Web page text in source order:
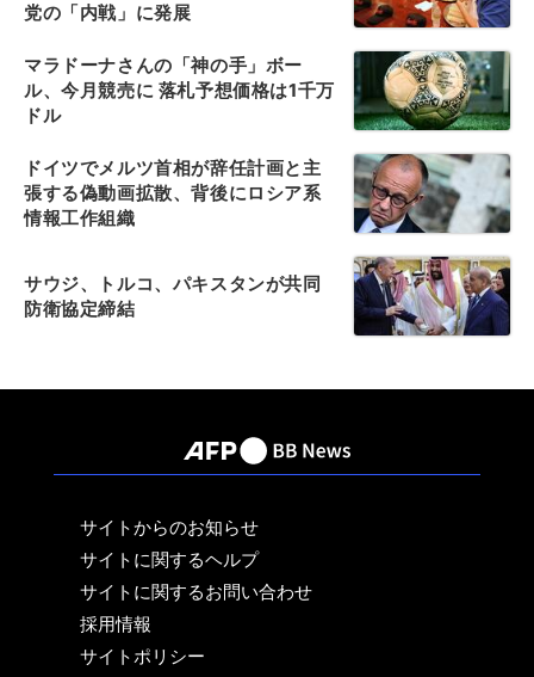
党の「内戦」に発展
マラドーナさんの「神の手」ボー
ル、今月競売に 落札予想価格は1千万
ドル
ドイツでメルツ首相が辞任計画と主
張する偽動画拡散、背後にロシア系
情報工作組織
サウジ、トルコ、パキスタンが共同
防衛協定締結
サイトからのお知らせ
サイトに関するヘルプ
サイトに関するお問い合わせ
採用情報
サイトポリシー